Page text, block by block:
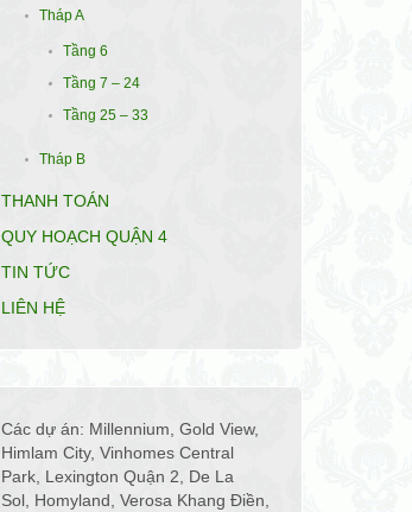
Tháp A
Tầng 6
Tầng 7 – 24
Tầng 25 – 33
Tháp B
THANH TOÁN
QUY HOẠCH QUẬN 4
TIN TỨC
LIÊN HỆ
Các dự án: Millennium Gold View,
Himlam City, Vinhomes Central
Park Lexington Quận 2
De La
Sol Homyland Verosa Khang Điền